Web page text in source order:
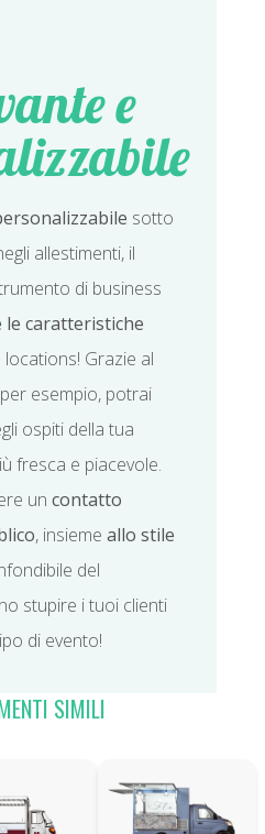
e
sotto
allestimenti, il
di business
le caratteristiche
locations! Grazie al
esempio, potrai
ospiti della tua
fresca e piacevole.
un contatto
, insieme allo stile
del
stupire i tuoi clienti
di evento!
SIMILI